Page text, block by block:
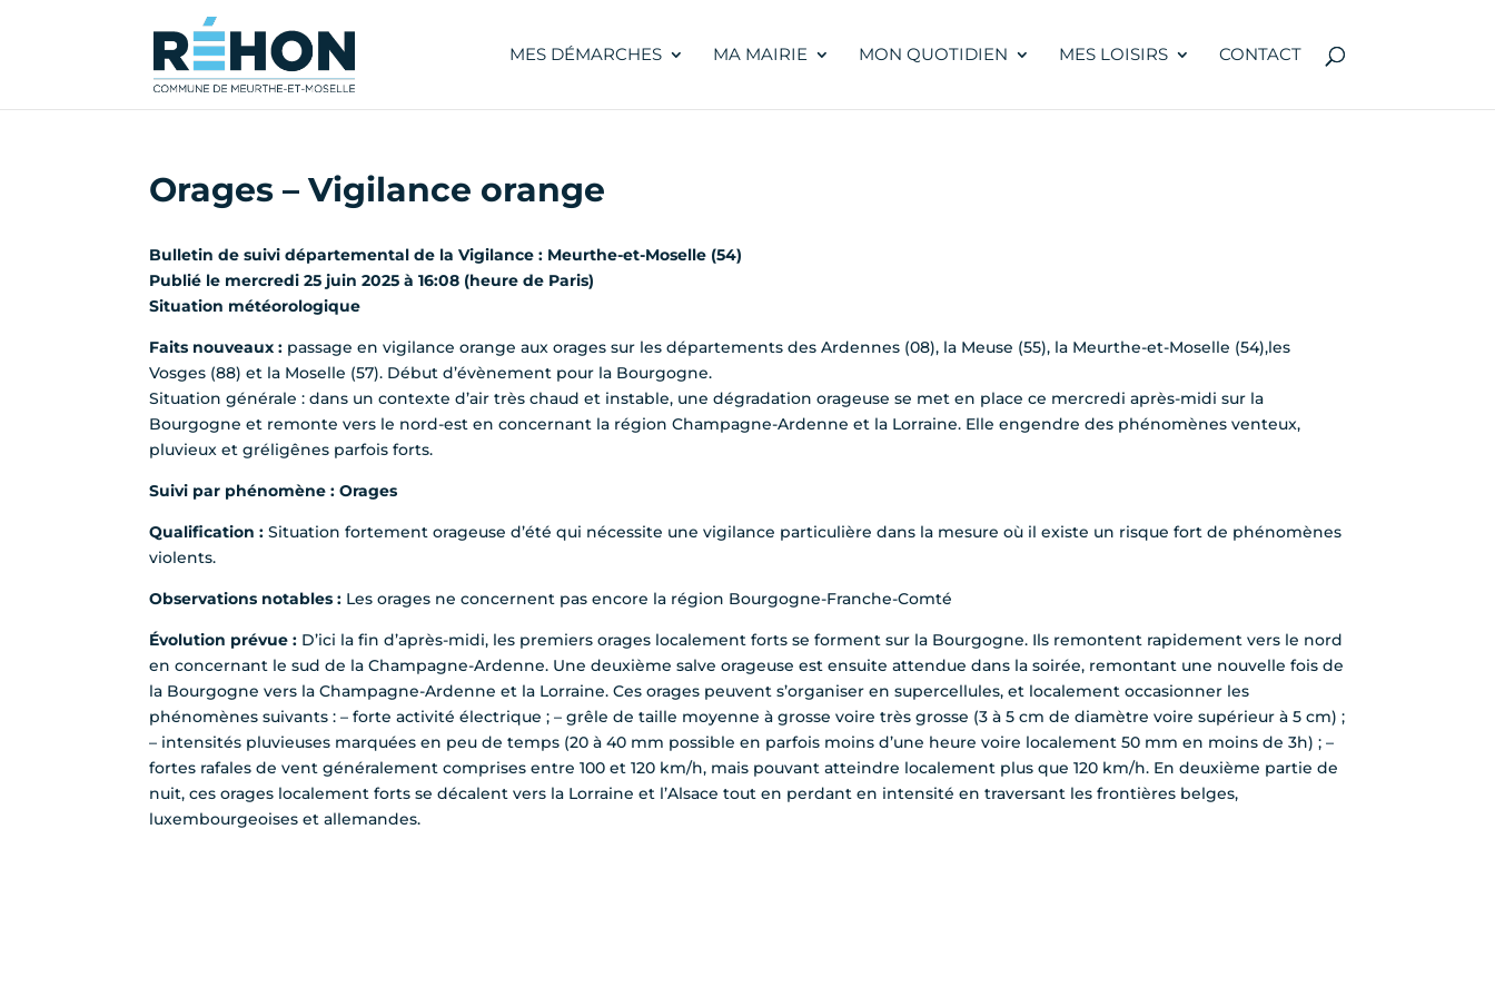
MES DÉMARCHES MA MAIRIE MON QUOTIDIEN MES LOISIRS CONTACT
Orages – Vigilance orange
Bulletin de suivi départemental de la Vigilance : Meurthe-et-Moselle (54)
Publié le mercredi 25 juin 2025 à 16:08 (heure de Paris)
Situation météorologique
Faits nouveaux : passage en vigilance orange aux orages sur les départements des Ardennes (08), la Meuse (55), la Meurthe-et-Moselle (54),les
Vosges (88) et la Moselle (57). Début d’évènement pour la Bourgogne.
Situation générale : dans un contexte d’air très chaud et instable, une dégradation orageuse se met en place ce mercredi après-midi sur la
Bourgogne et remonte vers le nord-est en concernant la région Champagne-Ardenne et la Lorraine. Elle engendre des phénomènes venteux,
pluvieux et gréligênes parfois forts.
Suivi par phénomène : Orages
Qualification : Situation fortement orageuse d’été qui nécessite une vigilance particulière dans la mesure où il existe un risque fort de phénomènes
violents.
Observations notables : Les orages ne concernent pas encore la région Bourgogne-Franche-Comté
Évolution prévue : D’ici la fin d’après-midi, les premiers orages localement forts se forment sur la Bourgogne. Ils remontent rapidement vers le nord
en concernant le sud de la Champagne-Ardenne. Une deuxième salve orageuse est ensuite attendue dans la soirée, remontant une nouvelle fois de
la Bourgogne vers la Champagne-Ardenne et la Lorraine. Ces orages peuvent s’organiser en supercellules, et localement occasionner les
phénomènes suivants : – forte activité électrique ; – grêle de taille moyenne à grosse voire très grosse (3 à 5 cm de diamètre voire supérieur à 5 cm) ;
– intensités pluvieuses marquées en peu de temps (20 à 40 mm possible en parfois moins d’une heure voire localement 50 mm en moins de 3h) ; –
fortes rafales de vent généralement comprises entre 100 et 120 km/h, mais pouvant atteindre localement plus que 120 km/h. En deuxième partie de
nuit, ces orages localement forts se décalent vers la Lorraine et l’Alsace tout en perdant en intensité en traversant les frontières belges,
luxembourgeoises et allemandes.